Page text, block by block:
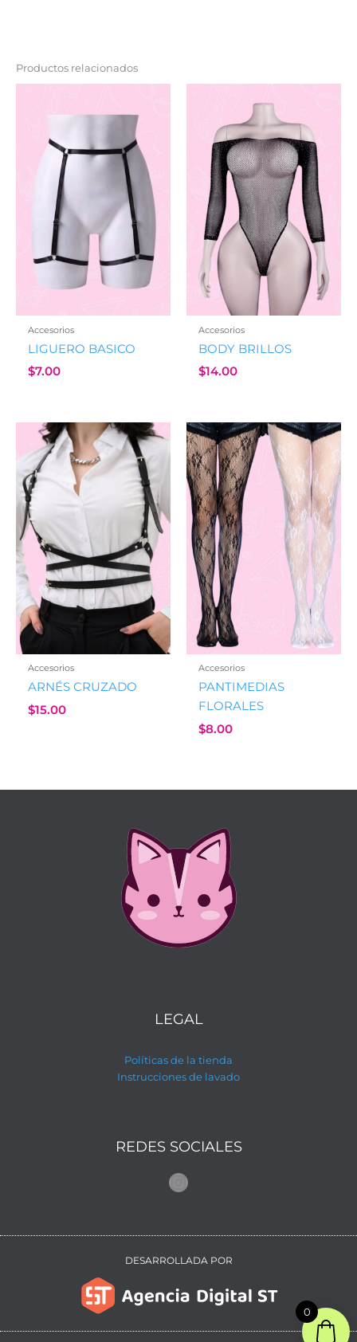
Productos relacionados
Accesorios
LIGUERO BASICO
$7.00
Accesorios
BODY BRILLOS
$14.00
Accesorios
ARNÉS CRUZADO
$15.00
Accesorios
PANTIMEDIAS
FLORALES
$8.00
LEGAL
Políticas de la tienda
Instrucciones de lavado
REDES SOCIALES
Instagram
DESARROLLADA POR
0